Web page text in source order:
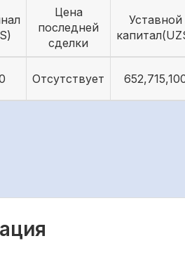
Цена
последней
сделки
Уставной
Отсутствует